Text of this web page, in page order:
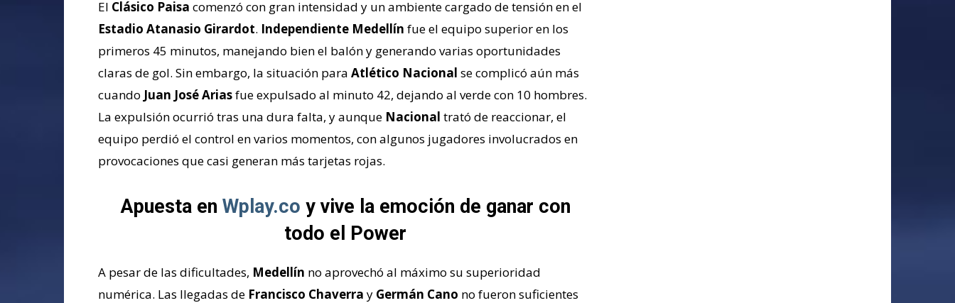
El Clásico Paisa comenzó con gran intensidad y un ambiente cargado de tensión en el
Estadio Atanasio Girardot. Independiente Medellín fue el equipo superior en los
primeros 45 minutos, manejando bien el balón y generando varias oportunidades
claras de gol. Sin embargo, la situación para Atlético Nacional se complicó aún más
cuando Juan José Ariasfue expulsado al minuto 42, dejando al verde con 10 hombres.
La expulsión ocurrió tras una dura falta, y aunque Nacional trató de reaccionar, el
equipo perdió el control en varios momentos, con algunos jugadores involucrados en
provocaciones que casi generan más tarjetas rojas.
Apuesta en Wplay.co y vive la emoción de ganar con
todo el Power
A pesar de las dificultades, Medellín no aprovechó al máximo su superioridad
numérica. Las llegadas de Francisco Chaverra y Germán Cano no fueron suficientes